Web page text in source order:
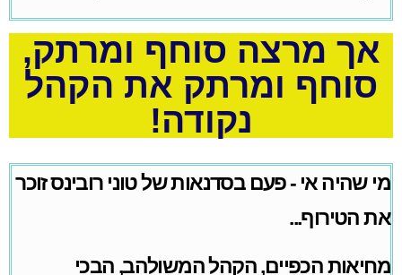
אך מרצה סוחף ומרתק,
סוחף ומרתק את הקהל
נקודה!
מי שהיהאי - פעםבסדנאותשלטוני רובינסזוכר
אתהטירוף...
מחיאותהכפיים,הקהלהמשולהב, הבכי